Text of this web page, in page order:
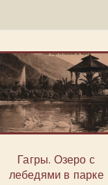
Гагры. Озеро с
лебедями в парке